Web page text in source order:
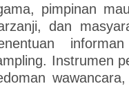
pimpinan
dan
Instrumen